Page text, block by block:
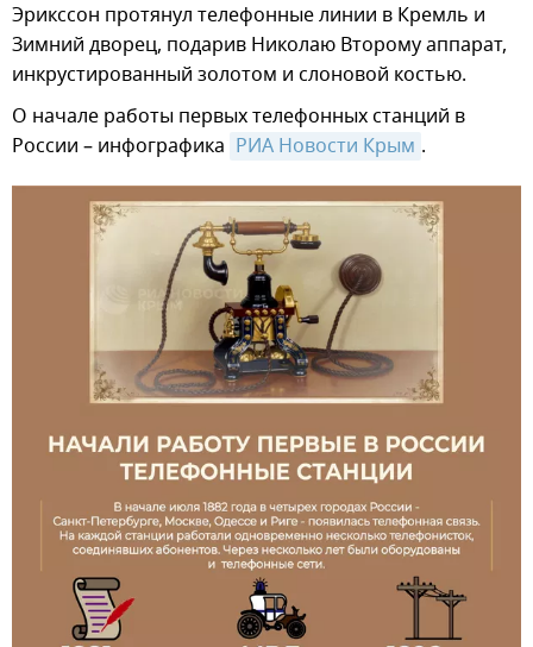
Эрикссон протянул телефонные линии в Кремль и
Зимний дворец, подарив Николаю Второму аппарат,
инкрустированный золотом и слоновой костью.
О начале работы первых телефонных станций в
России – инфографика РИА Новости Крым .